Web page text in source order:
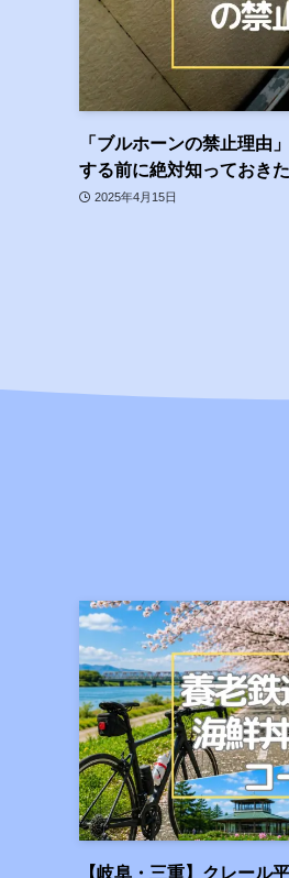
「ブルホーンの禁止理由
する前に絶対知っておき
2025年4月15日
【岐阜・三重】クレール